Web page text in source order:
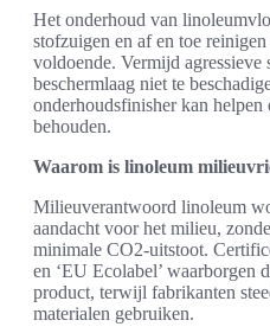
Het onderhoud van
stofzuigen en af en toe
voldoende. Vermijd agressieve
beschermlaag niet te
onderhoudsfinisher kan helpen
behouden.
Waarom is linoleum
Milieuverantwoord linoleum
aandacht voor het milieu,
minimale CO2-uitstoot.
en ‘EU Ecolabel’ waarborgen
product, terwijl fabrikanten
materialen gebruiken.